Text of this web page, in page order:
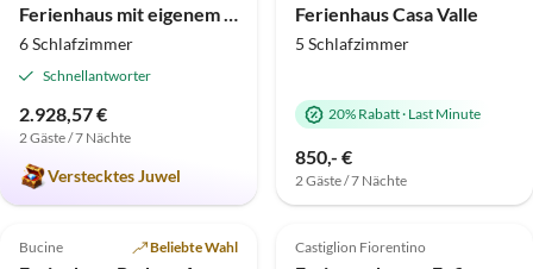
6 Schlafzimmer
Schnellantworter
2.928,57 €
2 Gäste / 7 Nächte
Verstecktes Juwel
Ferienhaus Casa Valle
5 Schlafzimmer
20% Rabatt· Last Minute
850,- €
2 Gäste / 7 Nächte
Top-Inserat
Bucine Beliebte Wahl
Top-Inserat
Castiglion Fiorentino